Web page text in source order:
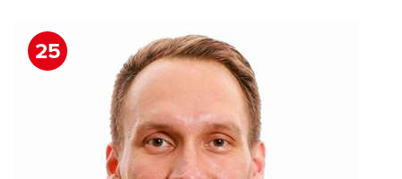
25